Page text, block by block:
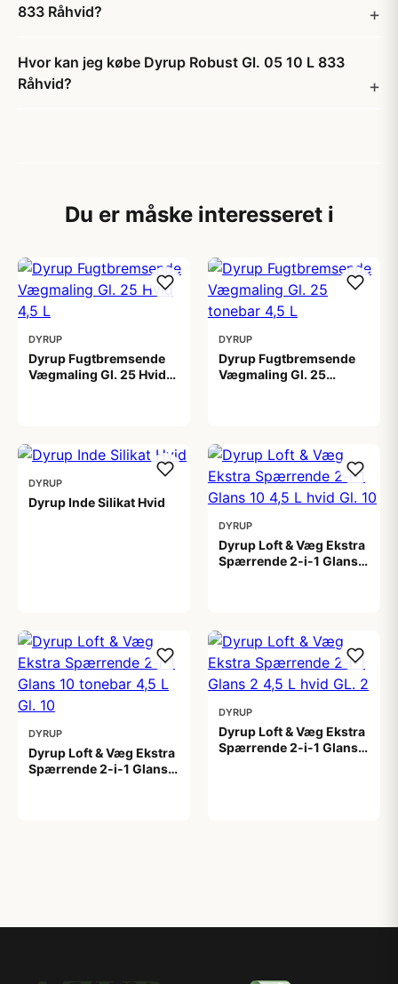
833 Råhvid?
Hvor kan jeg købe Dyrup Robust Gl. 05 10 L 833
Råhvid?
Du er måske interesseret i
DYRUP
Dyrup Fugtbremsende
Vægmaling Gl. 25 Hvid
DYRUP
Dyrup Fugtbremsende
Vægmaling Gl. 25
DYRUP
Dyrup Inde Silikat Hvid
DYRUP
Dyrup Loft & Væg Ekstra
Spærrende 2-i-1 Glans
DYRUP
Dyrup Loft & Væg Ekstra
Spærrende 2-i-1 Glans
DYRUP
Dyrup Loft & Væg Ekstra
Spærrende 2-i-1 Glans 2